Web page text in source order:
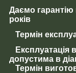
Даємо гарантію
років
Термін
Експлуатація
допустима в
Термін